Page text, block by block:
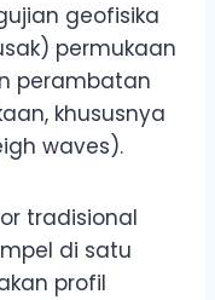
geofisika
permukaan
perambatan
khususnya
waves).
tradisional
di satu
profil